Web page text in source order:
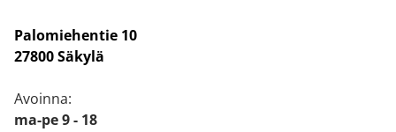
Palomiehentie 10
27800 Säkylä
Avoinna:
ma-pe 9 - 18